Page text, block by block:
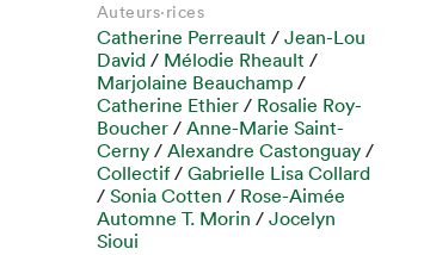
Auteurs·rices
Catherine Perreault / Jean-Lou
David/ Mélodie Rheault /
Marjolaine Beauchamp/
Catherine Ethier/ Rosalie Roy-
Boucher/ Anne-Marie Saint-
Cerny/ Alexandre Castonguay/
Collectif/ Gabrielle Lisa Collard
/ Sonia Cotten / Rose-Aimée
Automne T. Morin / Jocelyn
Sioui